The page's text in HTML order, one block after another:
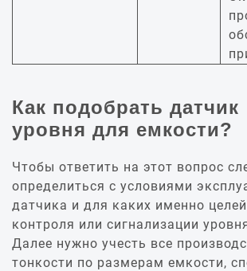
Как подобрать датчик
уровня для емкости?
Чтобы ответить на этот вопрос
определиться с условиями
датчика и для каких именно
контроля или сигнализации
Далее нужно учесть все
тонкости по размерам емкости,